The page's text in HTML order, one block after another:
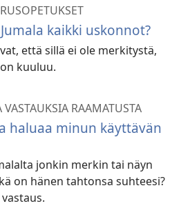
kaikki uskonnot?
että sillä ei ole merkitystä,
kuuluu.
VASTAUKSIA RAAMATUSTA
haluaa minun käyttävän
jonkin merkin tai näyn
on hänen tahtonsa suhteesi?